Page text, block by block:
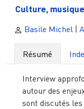
Culture,
Basile Michel |
Résumé
Interview
autour des
sont discutés